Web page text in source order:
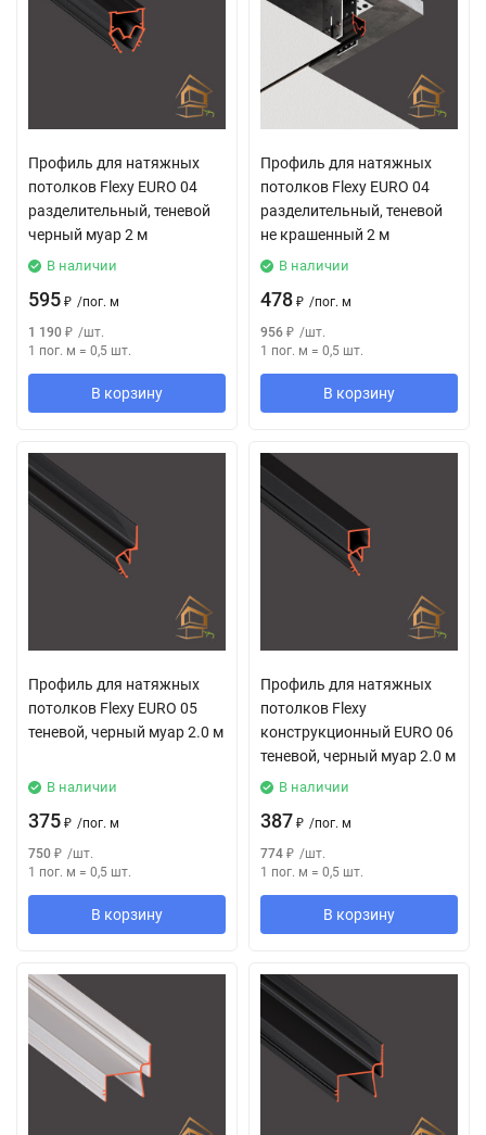
Профиль для натяжных
потолков Flexy EURO 04
разделительный, теневой
черный муар 2 м
В наличии
595 ₽ /пог. м
1 190 ₽ /шт.
1 пог. м = 0,5 шт.
В корзину
Профиль для натяжных
потолков Flexy EURO 04
разделительный, теневой
не крашенный 2 м
В наличии
478 ₽ /пог. м
956 ₽ /шт.
1 пог. м = 0,5 шт.
В корзину
Профиль для натяжных
потолков Flexy EURO 05
теневой, черный муар 2.0 м
В наличии
375 ₽ /пог. м
750 ₽ /шт.
1 пог. м = 0,5 шт.
В корзину
Профиль для натяжных
потолков Flexy
конструкционный EURO 06
теневой, черный муар 2.0 м
В наличии
387 ₽ /пог. м
774 ₽ /шт.
1 пог. м = 0,5 шт.
В корзину